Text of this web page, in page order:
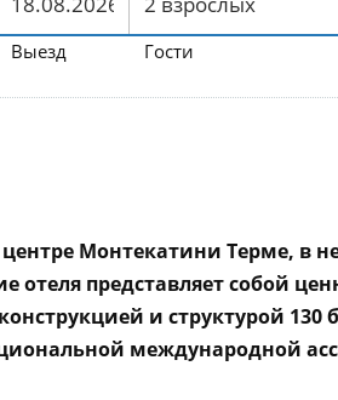
Выезд Гости
Монтекатини Терме, в
представляет собой
и структурой
международной